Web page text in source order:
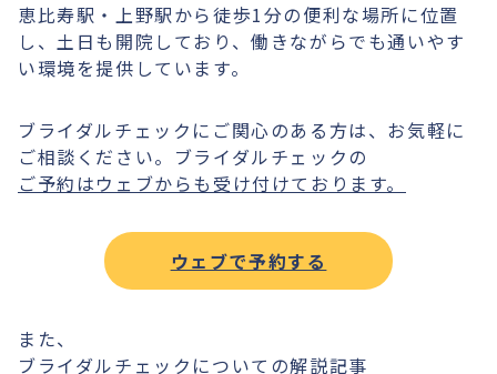
恵比寿駅・上野駅から徒歩1分の便利な場所に位置
し、土日も開院しており、働きながらでも通いやす
い環境を提供しています。
ブライダルチェックにご関心のある方は、お気軽に
ご相談ください。ブライダルチェックの
ご予約はウェブからも受け付けております。
ウェブで予約する
また、
ブライダルチェックについての解説記事